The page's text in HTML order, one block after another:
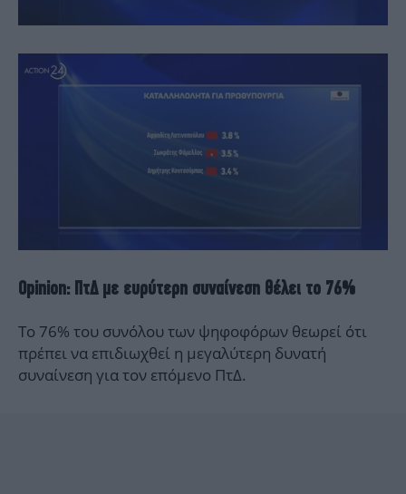
Opinion: ΠτΔ με ευρύτερη συναίνεση θέλει το 76%
Το 76% του συνόλου των ψηφοφόρων θεωρεί ότι
πρέπει να επιδιωχθεί η μεγαλύτερη δυνατή
συναίνεση για τον επόμενο ΠτΔ.